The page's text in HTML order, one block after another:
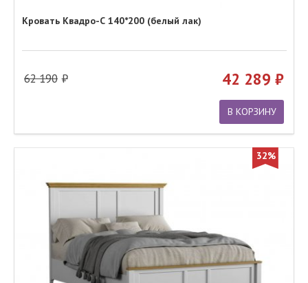
Кровать Квадро-С 140*200 (белый лак)
62 190 42 289
В КОРЗИНУ
32%